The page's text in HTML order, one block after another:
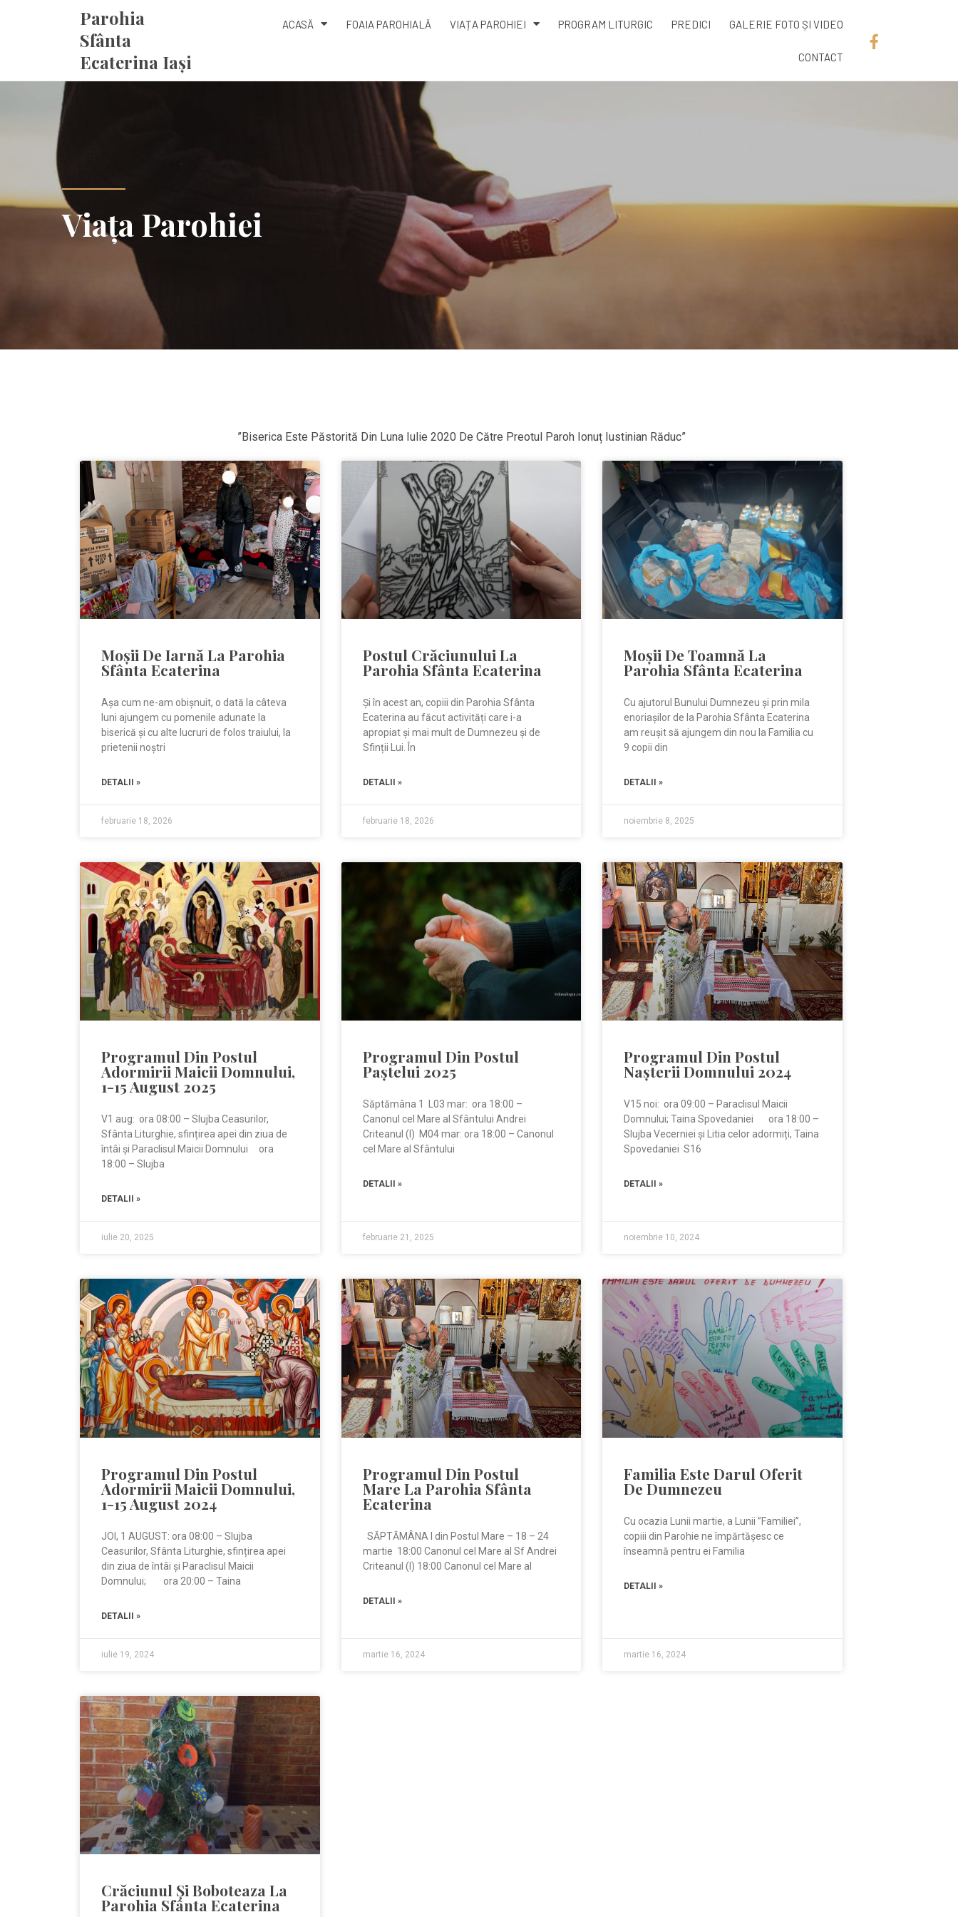
Parohia
Sfânta
Ecaterina Iași
ACASĂ FOAIA PAROHIALĂ VIAȚA PAROHIEI PROGRAM LITURGIC PREDICI GALERIE FOTO ȘI VIDEO
CONTACT
Viața Parohiei
”Biserica Este Păstorită Din Luna Iulie 2020 De Către Preotul Paroh Ionuț Iustinian Răduc”
Moșii De Iarnă La Parohia
Sfânta Ecaterina
Așa cum ne-am obișnuit, o dată la câteva
luni ajungem cu pomenile adunate la
biserică și cu alte lucruri de folos traiului, la
prietenii noștri
DETALII »
februarie 18, 2026
Postul Crăciunului La
Parohia Sfânta Ecaterina
Și în acest an, copiii din Parohia Sfânta
Ecaterina au făcut activități care i-a
apropiat și mai mult de Dumnezeu și de
Sfinții Lui. În
DETALII »
februarie 18, 2026
Moșii De Toamnă La
Parohia Sfânta Ecaterina
Cu ajutorul Bunului Dumnezeu și prin mila
enoriașilor de la Parohia Sfânta Ecaterina
am reușit să ajungem din nou la Familia cu
9 copii din
DETALII »
noiembrie 8, 2025
Programul Din Postul
Adormirii Maicii Domnului,
1-15 August 2025
V1 aug: ora 08:00 – Slujba Ceasurilor,
Sfânta Liturghie, sfințirea apei din ziua de
întâi și Paraclisul Maicii Domnului ora
18:00 – Slujba
DETALII »
iulie 20, 2025
Programul Din Postul
Paștelui 2025
Săptămâna 1 L03 mar: ora 18:00 –
Canonul cel Mare al Sfântului Andrei
Criteanul (I) M04 mar: ora 18:00 – Canonul
cel Mare al Sfântului
DETALII »
februarie 21, 2025
Programul Din Postul
Nașterii Domnului 2024
V15 noi: ora 09:00 – Paraclisul Maicii
Domnului; Taina Spovedaniei ora 18:00 –
Slujba Vecerniei și Litia celor adormiți, Taina
Spovedaniei S16
DETALII »
noiembrie 10, 2024
Programul Din Postul
Adormirii Maicii Domnului,
1-15 August 2024
JOI, 1 AUGUST: ora 08:00 – Slujba
Ceasurilor, Sfânta Liturghie, sfințirea apei
din ziua de întâi și Paraclisul Maicii
Domnului; ora 20:00 – Taina
DETALII »
iulie 19, 2024
Programul Din Postul
Mare La Parohia Sfânta
Ecaterina
SĂPTĂMÂNA I din Postul Mare – 18 – 24
martie 18:00 Canonul cel Mare al Sf Andrei
Criteanul (I) 18:00 Canonul cel Mare al
DETALII »
martie 16, 2024
Familia Este Darul Oferit
De Dumnezeu
Cu ocazia Lunii martie, a Lunii ”Familiei”,
copiii din Parohie ne împărtășesc ce
înseamnă pentru ei Familia
DETALII »
martie 16, 2024
Crăciunul Și Boboteaza La
Parohia Sfânta Ecaterina